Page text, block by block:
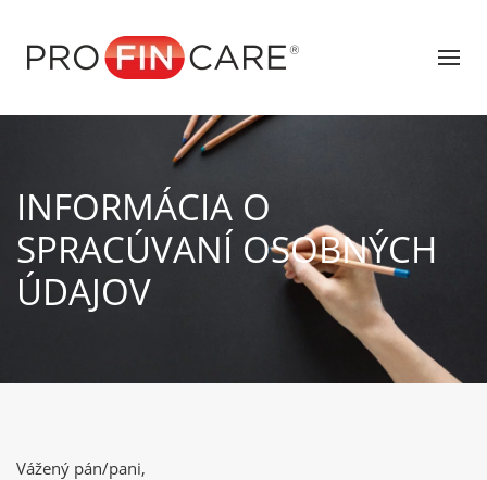
INFORMÁCIA O
SPRACÚVANÍ OSOBNÝCH
ÚDAJOV
Vážený pán/pani,